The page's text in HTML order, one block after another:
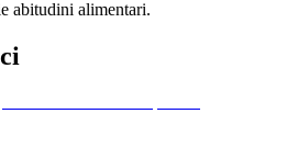
abitudini alimentari.